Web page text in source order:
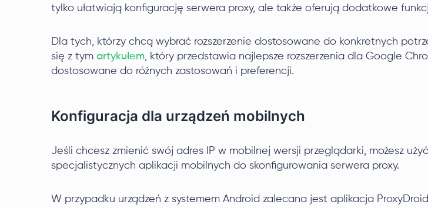
tylko ułatwiają konfigurację serwera proxy, ale także oferują dodatkowe
Dla tych, którzy chcą wybrać rozszerzenie dostosowane do konkretnych
się z tym artykułem, który przedstawia najlepsze rozszerzenia dla Google
dostosowane do różnych zastosowań i preferencji.
Konfiguracja dla urządzeń mobilnych
Jeśli chcesz zmienić swój adres IP w mobilnej wersji przeglądarki, możesz użyć
specjalistycznych aplikacji mobilnych do skonfigurowania serwera proxy.
W przypadku urządzeń z systemem Android zalecana jest aplikacja